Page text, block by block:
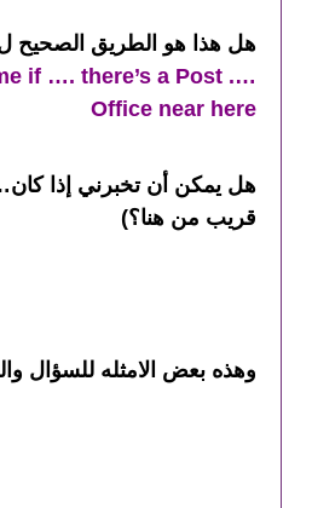
هل هذا هو الطريق الصحيح
if …. there’s a Post
Office near here
هل يمكن أن تخبرني إذا
قريب من هنا؟)
وهذه بعض الامثله للسؤال